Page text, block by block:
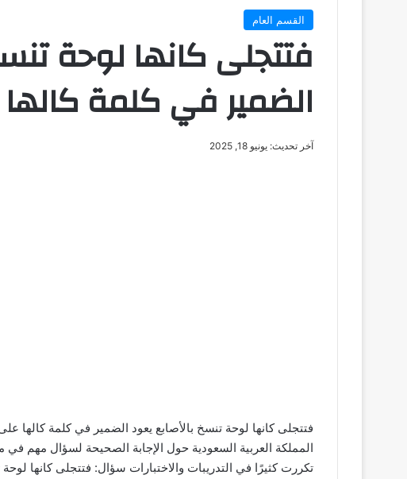
القسم العام
فتتجلى كانها لوحة
الضمير في كلمة
آخر تحديث: يونيو 18, 2025
فتتجلى كانها لوحة تنسخ بالأصابع يعود الضمير في كلمة
المملكة العربية السعودية حول الإجابة الصحيحة لسؤال مهم في
تكررت كثيرًا في التدريبات والاختبارات سؤال: فتتجلى كانها